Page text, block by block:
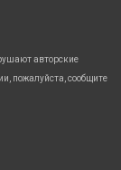
авторские
пожалуйста, сообщите